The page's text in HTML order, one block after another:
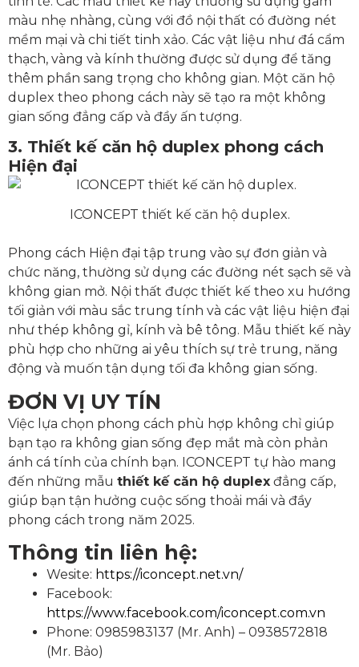
màu nhẹ nhàng, cùng với đồ nội thất có đường nét
mềm mại và chi tiết tinh xảo. Các vật liệu như đá cẩm
thạch, vàng và kính thường được sử dụng để tăng
thêm phần sang trọng cho không gian. Một căn hộ
duplex theo phong cách này sẽ tạo ra một không
gian sống đẳng cấp và đầy ấn tượng.
3. Thiết kế căn hộ duplex phong cách
Hiện đại
ICONCEPT thiết kế căn hộ duplex.
Phong cách Hiện đại tập trung vào sự đơn giản và
chức năng, thường sử dụng các đường nét sạch sẽ và
không gian mở. Nội thất được thiết kế theo xu hướng
tối giản với màu sắc trung tính và các vật liệu hiện đại
như thép không gỉ, kính và bê tông. Mẫu thiết kế này
phù hợp cho những ai yêu thích sự trẻ trung, năng
động và muốn tận dụng tối đa không gian sống.
ĐƠN VỊ UY TÍN
Việc lựa chọn phong cách phù hợp không chỉ giúp
bạn tạo ra không gian sống đẹp mắt mà còn phản
ánh cá tính của chính bạn. ICONCEPT tự hào mang
đến những mẫu thiết kế căn hộ duplex đẳng cấp,
giúp bạn tận hưởng cuộc sống thoải mái và đầy
phong cách trong năm 2025.
Thông tin liên hệ:
Wesite: https://iconcept.net.vn/
Facebook:
https://www.facebook.com/iconcept.com.vn
Phone: 0985983137 (Mr. Anh) – 0938572818
(Mr. Bảo)